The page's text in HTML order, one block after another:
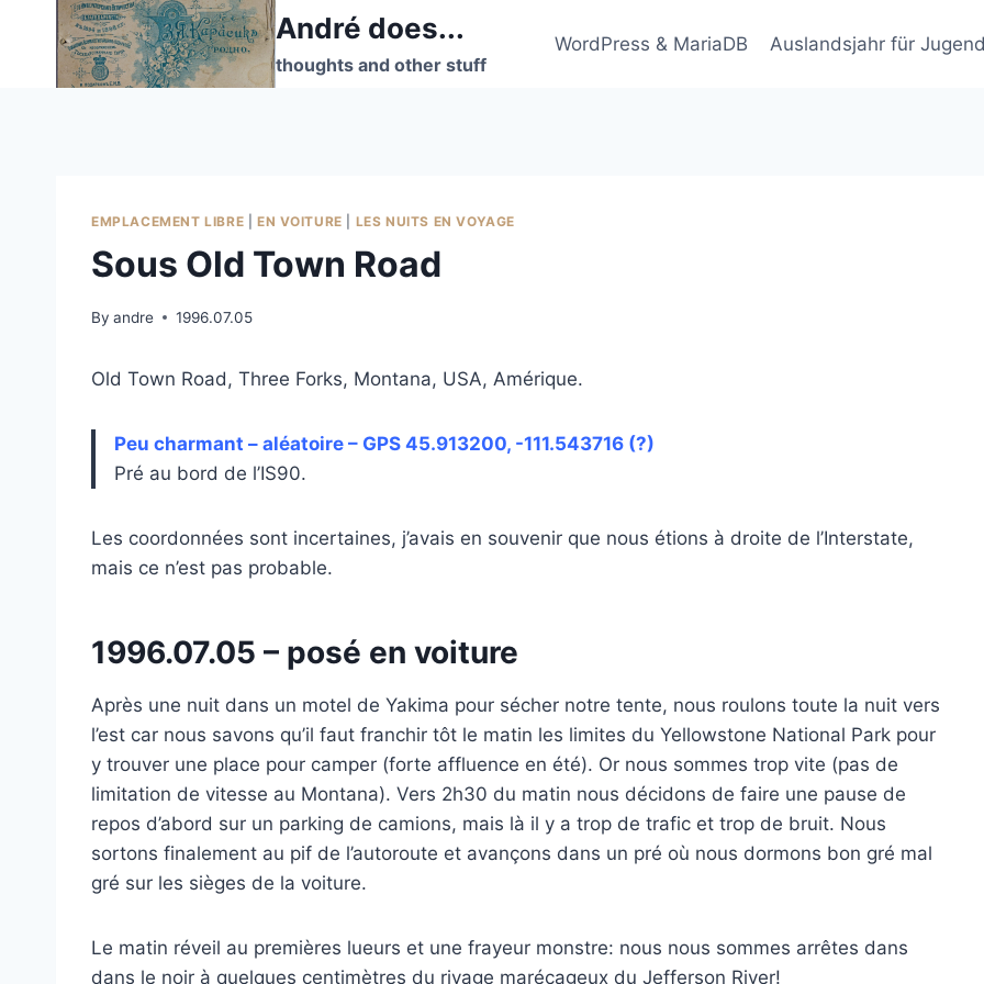
André does...
thoughts and other stuff
WordPress & MariaDB Auslandsjahr für
EMPLACEMENT LIBRE EN VOITURE LES NUITS EN VOYAGE
Sous Old Town Road
By andre 1996.07.05
Old Town Road, Three Forks, Montana, USA, Amérique.
Peu charmant – aléatoire – GPS 45.913200, -111.543716 (?)
Pré au bord de l’IS90.
Les coordonnées sont incertaines, j’avais en souvenir que nous étions à droite de l’Interstate,
mais ce n’est pas probable.
1996.07.05 – posé en voiture
Après une nuit dans un motel de Yakima pour sécher notre tente, nous roulons toute la nuit vers
l’est car nous savons qu’il faut franchir tôt le matin les limites du Yellowstone National Park pour
y trouver une place pour camper (forte affluence en été). Or nous sommes trop vite (pas de
limitation de vitesse au Montana). Vers 2h30 du matin nous décidons de faire une pause de
repos d’abord sur un parking de camions, mais là il y a trop de trafic et trop de bruit. Nous
sortons finalement au pif de l’autoroute et avançons dans un pré où nous dormons bon gré mal
gré sur les sièges de la voiture.
Le matin réveil au premières lueurs et une frayeur monstre: nous nous sommes arrêtes dans
dans le noir à quelques centimètres du rivage marécageux du Jefferson River!